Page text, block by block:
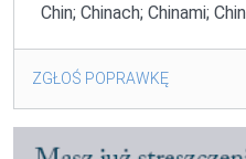
Chin; Chinach; Chinami;
ZGŁOŚ POPRAWKĘ